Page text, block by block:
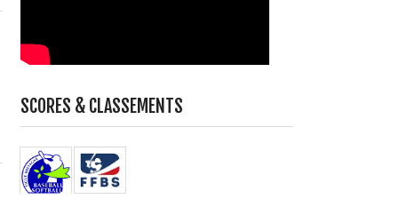
SCORES & CLASSEMENTS